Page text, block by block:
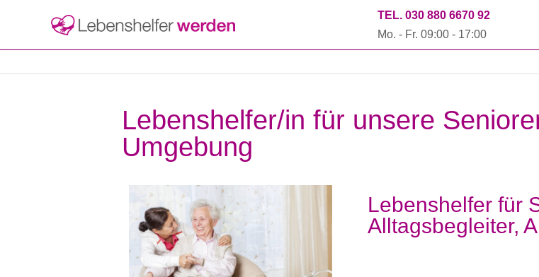
TEL. 030 880 6670 92
Mo. - Fr. 09:00 - 17:00
Lebenshelfer/in für unsere
Umgebung
Lebenshelfer für
Alltagsbegleiter,